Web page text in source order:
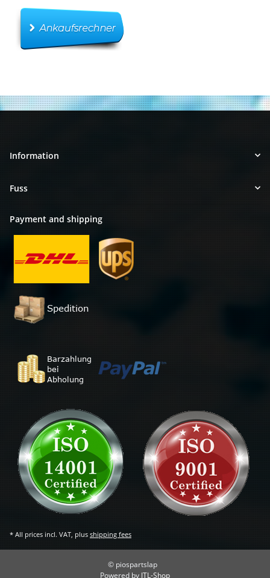
Information
Fuss
Payment and shipping
* All prices incl. VAT, plus shipping fees
© piospartslap
Powered by JTL-Shop